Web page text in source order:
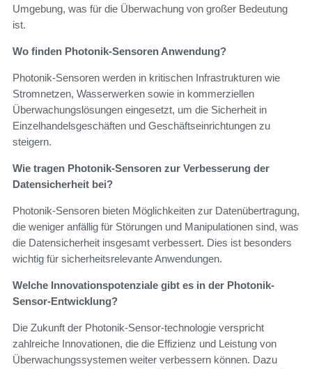
Umgebung, was für die Überwachung von großer Bedeutung
ist.
Wo finden Photonik-Sensoren Anwendung?
Photonik-Sensoren werden in kritischen Infrastrukturen wie
Stromnetzen, Wasserwerken sowie in kommerziellen
Überwachungslösungen eingesetzt, um die Sicherheit in
Einzelhandelsgeschäften und Geschäftseinrichtungen zu
steigern.
Wie tragen Photonik-Sensoren zur Verbesserung der
Datensicherheit bei?
Photonik-Sensoren bieten Möglichkeiten zur Datenübertragung,
die weniger anfällig für Störungen und Manipulationen sind, was
die Datensicherheit insgesamt verbessert. Dies ist besonders
wichtig für sicherheitsrelevante Anwendungen.
Welche Innovationspotenziale gibt es in der Photonik-
Sensor-Entwicklung?
Die Zukunft der Photonik-Sensor-technologie verspricht
zahlreiche Innovationen, die die Effizienz und Leistung von
Überwachungssystemen weiter verbessern können. Dazu